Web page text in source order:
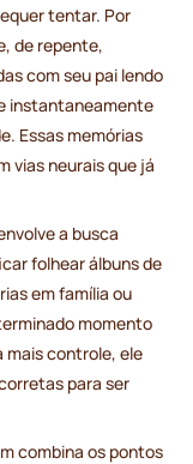
tentar. Por
de repente,
com seu pai lendo
instantaneamente
Essas memórias
vias neurais que já
a busca
folhear álbuns de
em família ou
momento
mais controle, ele
para ser
combina os pontos